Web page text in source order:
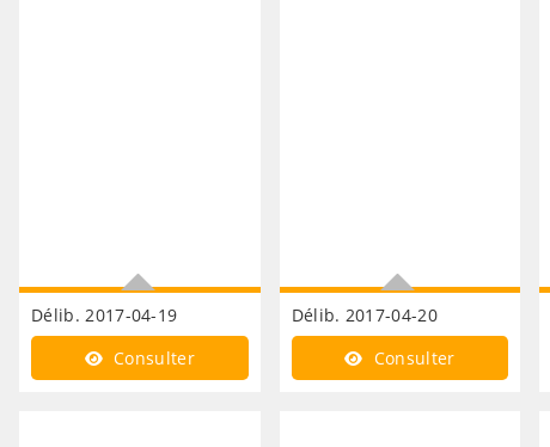
Délib. 2017-04-19
Finances annulation
délibération CFE
Consulter
Délib. 2017-04-20
Finances fixation bases
CFE
Consulter